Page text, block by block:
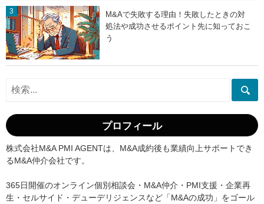
M&Aで失敗する理由！失敗したときの対
処法や成功させるポイント先に知っておこ
う
プロフィール
株式会社M&A PMI AGENTは、M&A成約後も業績向上サポートでき
るM&A仲介会社です。
365日開催のオンライン個別相談会・M&A仲介・PMI支援・企業再
生・セルサイド・デューデリジェンスなど「M&Aの成功」をゴール